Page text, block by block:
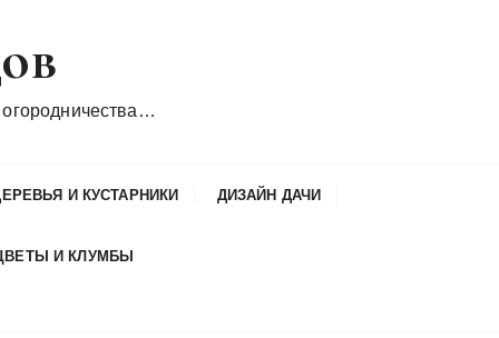
И КУСТАРНИКИ ДИЗАЙН ДАЧИ
И КЛУМБЫ